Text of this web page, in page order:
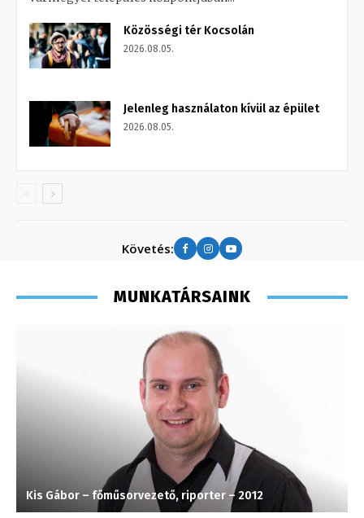
Közösségi tér Kocsolán
2026.08.05.
Jelenleg használaton kívül az épület
2026.08.05.
Követés:
MUNKATÁRSAINK
Kis Gábor – főműsorvezető, riporter – 2012